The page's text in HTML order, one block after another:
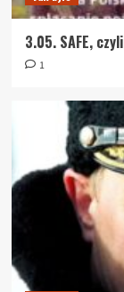
3.05. SAFE,
1